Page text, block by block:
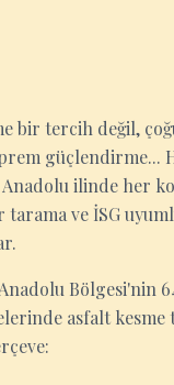
bir tercih değil,
güçlendirme...
Anadolu ilinde her
ve İSG
Bölgesi'nin
asfalt